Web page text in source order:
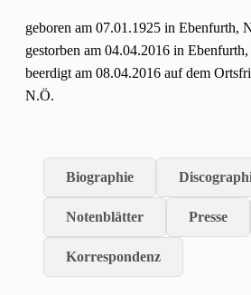
geboren am 07.01.1925 in Ebenfurth,
gestorben am 04.04.2016 in
beerdigt am 08.04.2016 auf dem
N.Ö.
Biographie
Notenblätter Presse
Korrespondenz